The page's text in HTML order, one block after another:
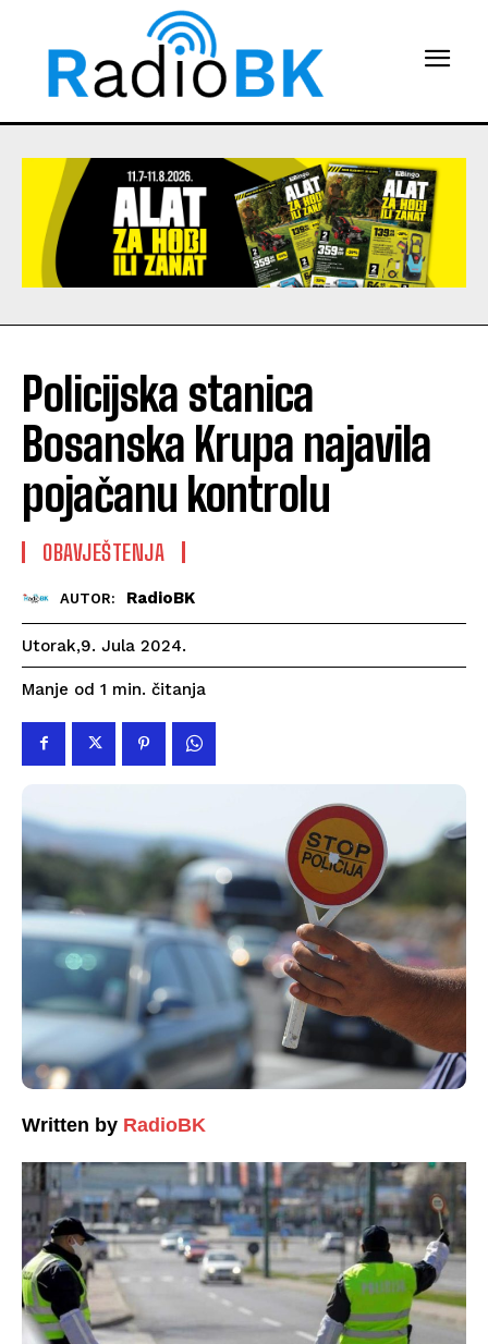
Policijska stanica
Bosanska Krupa najavila
pojačanu kontrolu
OBAVJEŠTENJA
AUTOR: RadioBK
Utorak,9. Jula 2024.
Manje od 1 min. čitanja
Written by RadioBK